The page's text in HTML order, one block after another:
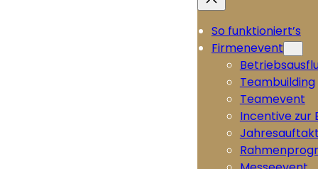
So funktioniert’s
Firmenevent
Teambuilding
Teamevent
Incentive zur